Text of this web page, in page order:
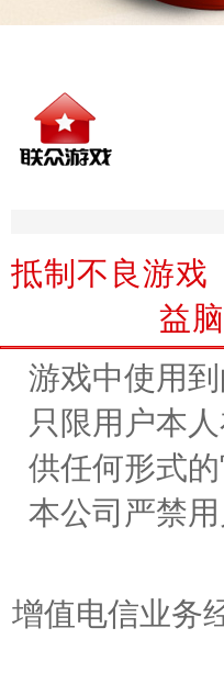
抵制不良游
益
游戏中使用
只限用户本
供任何形式
本公司严禁
增值电信业务